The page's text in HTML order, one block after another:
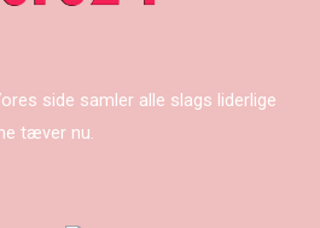
side samler alle slags liderlige
tæver nu.